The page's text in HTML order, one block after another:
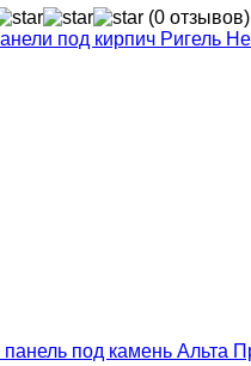
(0 отзывов)
под кирпич Ригель